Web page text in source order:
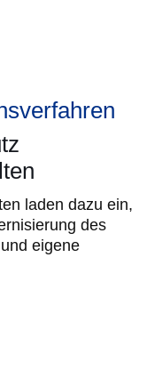
laden dazu ein,
des
eigene